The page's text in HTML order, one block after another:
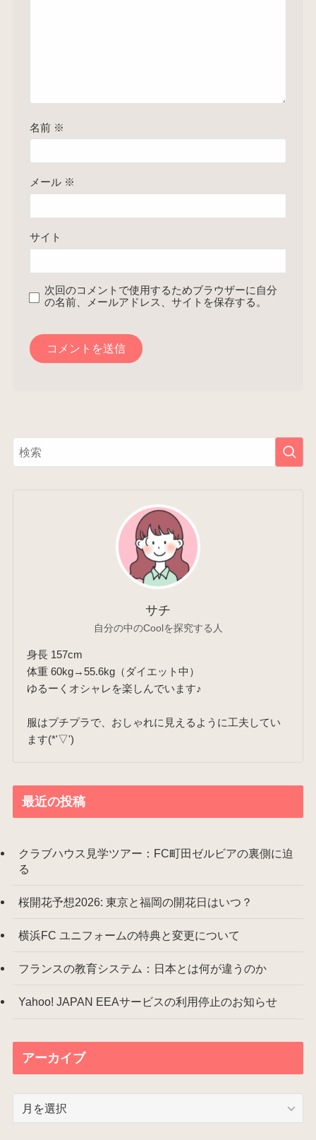
名前 ※
メール ※
サイト
次回のコメントで使用するためブラウザーに自分
の名前、メールアドレス、サイトを保存する。
サチ
自分の中のCoolを探究する人
身長 157cm
体重 60kg→55.6kg（ダイエット中）
ゆるーくオシャレを楽しんでいます♪
服はプチプラで、おしゃれに見えるように工夫してい
ます(*'▽')
最近の投稿
クラブハウス見学ツアー：FC町田ゼルビアの裏側に迫
る
桜開花予想2026: 東京と福岡の開花日はいつ？
横浜FC ユニフォームの特典と変更について
フランスの教育システム：日本とは何が違うのか
Yahoo! JAPAN EEAサービスの利用停止のお知らせ
アーカイブ